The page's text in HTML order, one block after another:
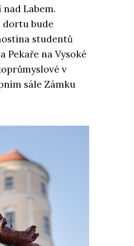
Labem.
dortu bude
studentů
Pekaře na Vysoké
v
sále Zámku